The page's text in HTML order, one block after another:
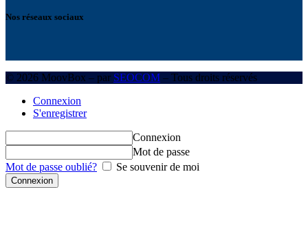
Nos réseaux sociaux
© 2026 MoovBox – par SEOCOM – Tous droits réservés
Connexion
S'enregistrer
Connexion
Mot de passe
Mot de passe oublié?
Se souvenir de moi